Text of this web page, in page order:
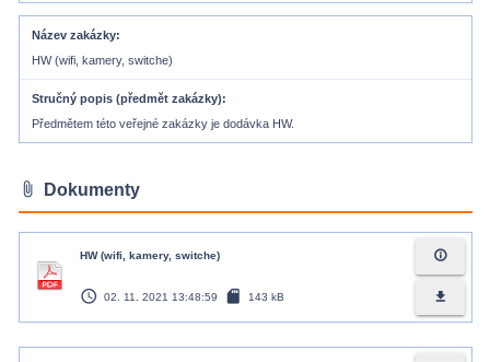
Název zakázky
HW (wifi, kamery, switche)
Stručný popis (předmět zakázky)
Předmětem této veřejné zakázky je dodávka HW.
attach_file Dokumenty
HW (wifi, kamery, switche)
access_time 02. 11. 2021 13:48:59 sd_card 143 kB
info_outline
file_download